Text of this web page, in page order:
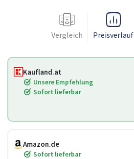
Vergleich Preisverlauf
Kaufland.at
Unsere Empfehlung
Sofort lieferbar
Amazon.de
Sofort lieferbar